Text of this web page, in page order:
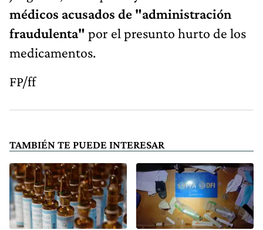
médicos acusados de "administración
fraudulenta" por el presunto hurto de los
medicamentos.
FP/ff
TAMBIÉN TE PUEDE INTERESAR